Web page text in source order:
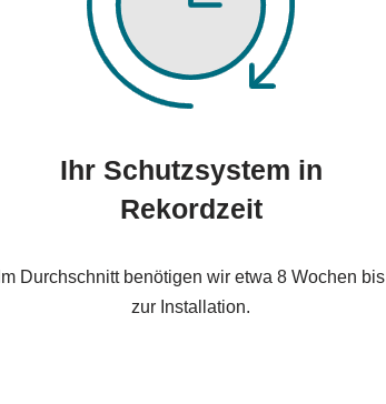
Ihr Schutzsystem in
Rekordzeit
Im Durchschnitt benötigen wir etwa 8 Wochen bis
zur Installation.